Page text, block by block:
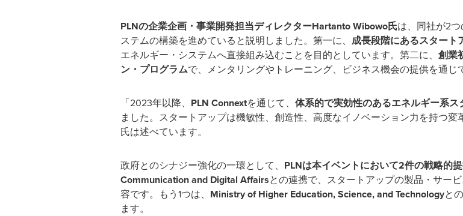
PLNの企業企画・事業開発担当ディレクターHartanto Wibowo氏は、同社が2つ
ステムの構築を進めていると説明しました。第一に、 成長段階にあるスタート
エネルギー・システムへ直接組み込むことを目的としています。第二に、 創業
ン・プログラムで、メンタリングやトレーニング、ビジネス機会の提供を通じ
「2023年以降、 PLN Connextを通じて、 体系的で実効性のあるエネルギー系
ました。スタートアップは機敏性、創造性、高度なイノベーション力を持つ
氏は述べています。
政府とのシナジー強化の一環として、 PLNは本イベントにおいて2件の戦略的
Communication and Digital Affairsとの連携で、スタートアップの製品・サー
容です。もう1つは、 Ministry of Higher Education, Science, and Technologyと
ます。